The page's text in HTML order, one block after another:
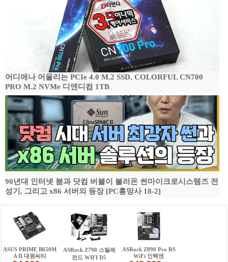
어디에나 어울리는 PCIe 4.0 M.2 SSD, COLORFUL CN700
PRO M.2 NVMe 디앤디컴 1TB
90년대 인터넷 붐과 닷컴 버블이 불러온 썬마이크로시스템즈 전
성기, 그리고 x86 서버의 등장 [PC흥망사 18-2]